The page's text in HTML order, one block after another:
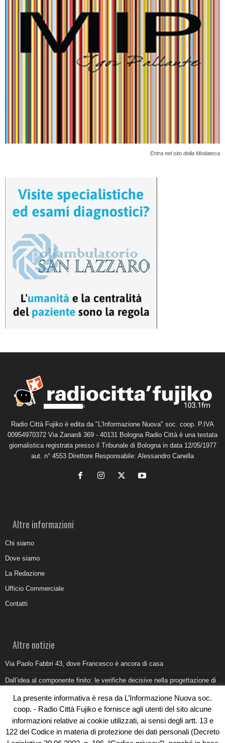
Entra nel sito della Modateca
Radio Città Fujiko è edita da "L'Informazione Nuova" soc. coop. P.IVA
00954970372 Via Zanardi 369 - 40131 Bologna Radio Città è una testata
giornalistica registrata presso il Tribunale di Bologna in data 12/05/1977
aut. n° 4553 Direttore Responsabile: Alessandro Canella
Altre informazioni
Chi siamo
Dove siamo
La Redazione
Ufficio Commerciale
Contatti
Altre notizie
Via Paolo Fabbri 43, dove Francesco è ancora di casa
Dall’idea al componente finito: le verifiche decisive nella progettazione di
Belvedere Marittimo e il report ARPACAL 2026 sulla qualità del mare
Come organizzare e allestire una camera ardente per l’ultimo saluto
Umidità di risalita in casa, come riconoscere i segnali veri
La presente informativa è resa da L’Informazione Nuova soc.
coop. - Radio Città Fujiko e fornisce agli utenti del sito alcune
informazioni relative ai cookie utilizzati, ai sensi degli artt. 13 e
122 del Codice in materia di protezione dei dati personali (Decreto